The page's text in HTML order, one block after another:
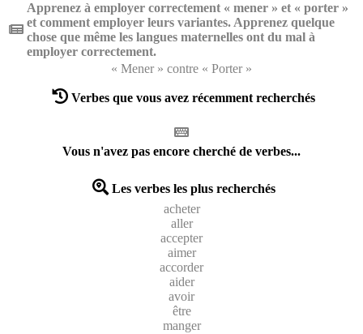
Apprenez à employer correctement « mener » et « porter »
et comment employer leurs variantes. Apprenez quelque
chose que même les langues maternelles ont du mal à
employer correctement.
« Mener » contre « Porter »
Verbes que vous avez récemment recherchés
Vous n'avez pas encore cherché de verbes...
Les verbes les plus recherchés
acheter
aller
accepter
aimer
accorder
aider
avoir
être
manger